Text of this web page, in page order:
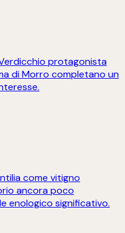
protagonista
di Morro completano un
come vitigno
ancora poco
enologico significativo.